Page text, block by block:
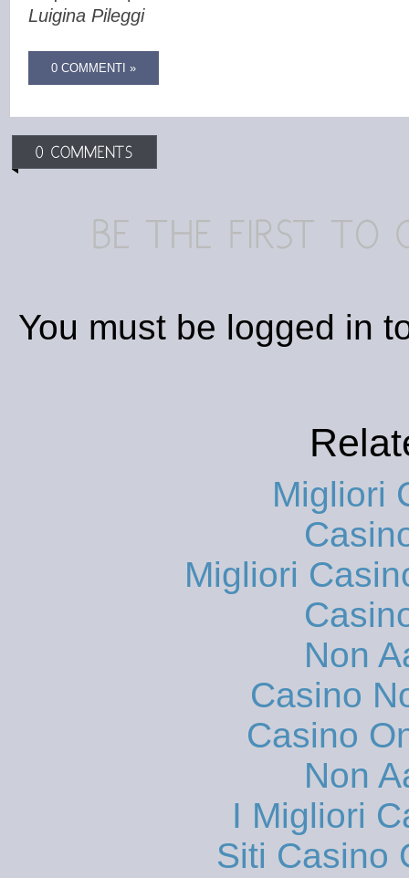
Luigina Pileggi
0 COMMENTI »
You must be logged in
Migliori
Migliori
Non
Casino
Casino
Non
I Migliori
Siti Casino